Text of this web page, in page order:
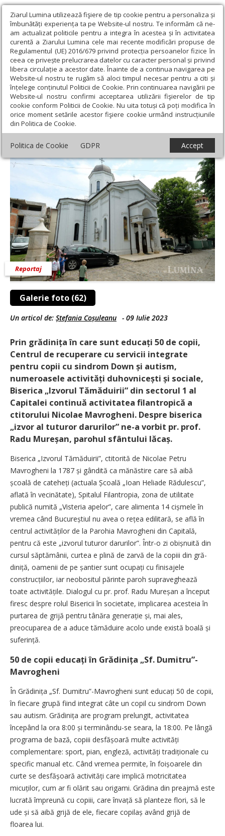
Ziarul Lumina utilizează fişiere de tip cookie pentru a personaliza și
îmbunătăți experiența ta pe Website-ul nostru. Te informăm că ne-
am actualizat politicile pentru a integra în acestea și în activitatea
curentă a Ziarului Lumina cele mai recente modificări propuse de
Regulamentul (UE) 2016/679 privind protecția persoanelor fizice în
ceea ce privește prelucrarea datelor cu caracter personal și privind
libera circulație a acestor date. Înainte de a continua navigarea pe
Website-ul nostru te rugăm să aloci timpul necesar pentru a citi și
înțelege conținutul Politicii de Cookie. Prin continuarea navigării pe
Website-ul nostru confirmi acceptarea utilizării fişierelor de tip
cookie conform Politicii de Cookie. Nu uita totuși că poți modifica în
orice moment setările acestor fişiere cookie urmând instrucțiunile
din Politica de Cookie.
Politica de Cookie GDPR Accept
Ziarul Lumina › Societate › Reportaj › Educație și filantropie la
Parohia Mavrogheni din București
Educație și filantropie la Parohia
Mavrogheni din București
Galerie foto (62)
Reportaj
Un articol de: Ștefania Coșuleanu - 09 Iulie 2023
Prin grădinița în care sunt educați 50 de copii,
Centrul de recuperare cu servicii integrate
pentru copii cu sindrom Down și autism,
numeroasele activități duhovnicești și sociale,
Biserica „Izvorul Tămăduirii” din sectorul 1 al
Capitalei continuă activitatea filantropică a
ctitorului Nicolae Mavrogheni. Despre biserica
„izvor al tuturor darurilor” ne-a vorbit pr. prof.
Radu Mureșan, parohul sfântului lăcaș.
Biserica „Izvorul Tămăduirii”, ctitorită de Nicolae Petru
Mavrogheni la 1787 și gândită ca mănăstire care să aibă
școală de cateheți (actuala Școală „Ioan Heliade Rădulescu”,
aflată în vecinătate), Spitalul Filantropia, zona de utilitate
publică numită „Visteria apelor”, care alimenta 14 cișmele în
vremea când Bucureștiul nu avea o rețea edilitară, se află în
centrul activităților de la Parohia Mavrogheni din Capitală,
pentru că este „izvorul tuturor darurilor”. Într-o zi obișnuită din
­cursul săptămânii, curtea e plină de zarvă de la copiii din gră­
diniță, oamenii de pe șantier sunt ocupați cu finisajele
construcțiilor, iar neobositul părinte paroh supraveghează
toate activitățile. Dialogul cu pr. prof. Radu Mureșan a început
firesc despre rolul Bisericii în societate, implicarea acesteia în
purtarea de grijă pentru tânăra generație și, mai ales,
preocuparea de a aduce tămăduire acolo unde există boală și
suferință.
50 de copii educați în Grădinița „Sf. Dumitru”-
Mavrogheni
În Grădinița „Sf. Dumitru”-Mavrogheni sunt educați 50 de copii,
în fiecare grupă fiind integrat câte un copil cu sindrom Down
sau autism. Grădinița are program prelungit, activitatea
începând la ora 8:00 și terminându-se seara, la 18:00. Pe lângă
programa de bază, copiii desfășoară multe activități
complementare: sport, pian, engleză, activități tradiționale cu
specific manual etc. Când vremea permite, în foișoarele din
curte se desfășoară activități care implică motricitatea
micuților, cum ar fi olărit sau origami. Grădina din preajmă este
lucrată împreună cu copiii, care învață să planteze flori, să le
ude și să aibă grijă de ele, fiecare copilaș având grijă de
floarea lui.